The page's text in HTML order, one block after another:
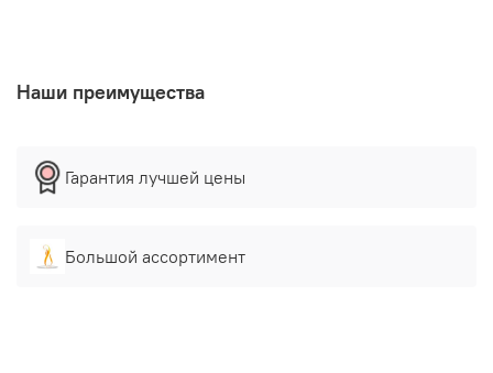
Наши преимущества
Гарантия лучшей цены
Большой ассортимент